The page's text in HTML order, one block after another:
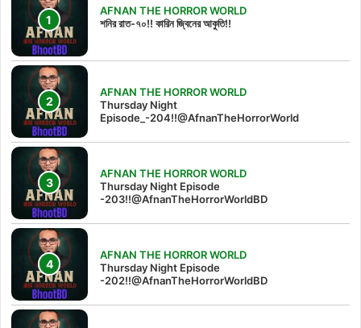
AFNAN THE HORROR WORLD
শনির রাত-৭০!! কারিন জ্বিনের আকুতি!!
AFNAN THE HORROR WORLD
Thursday Night
Episode_-204!!@AfnanTheHorrorWorld
AFNAN THE HORROR WORLD
Thursday Night Episode
-203!!@AfnanTheHorrorWorldBD
AFNAN THE HORROR WORLD
Thursday Night Episode
-202!!@AfnanTheHorrorWorldBD